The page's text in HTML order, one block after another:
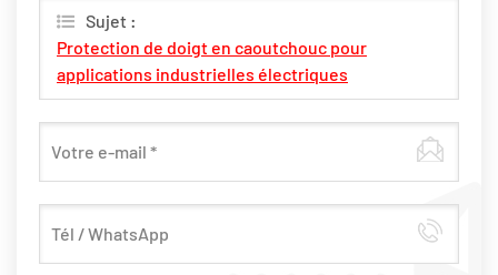
Sujet :
Protection de doigt en caoutchouc pour
applications industrielles électriques